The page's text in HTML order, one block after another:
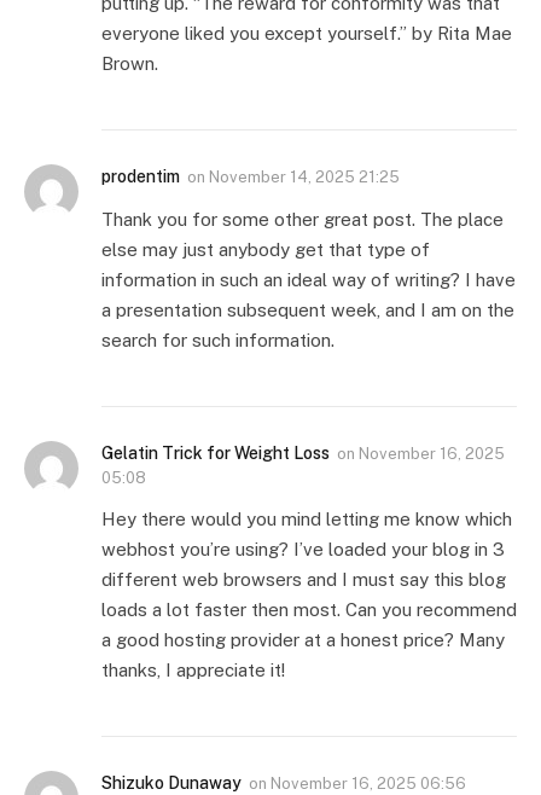
everyone liked you except yourself.” by Rita Mae
Brown.
prodentim on November 14, 2025 21:25
Thank you for some other great post. The place
else may just anybody get that type of
information in such an ideal way of writing? I have
a presentation subsequent week, and I am on the
search for such information.
Gelatin Trick for Weight Loss on November 16, 2025
05:08
Hey there would you mind letting me know which
webhost you’re using? I’ve loaded your blog in 3
different web browsers and I must say this blog
loads a lot faster then most. Can you recommend
a good hosting provider at a honest price? Many
thanks, I appreciate it!
Shizuko Dunaway on November 16, 2025 06:56